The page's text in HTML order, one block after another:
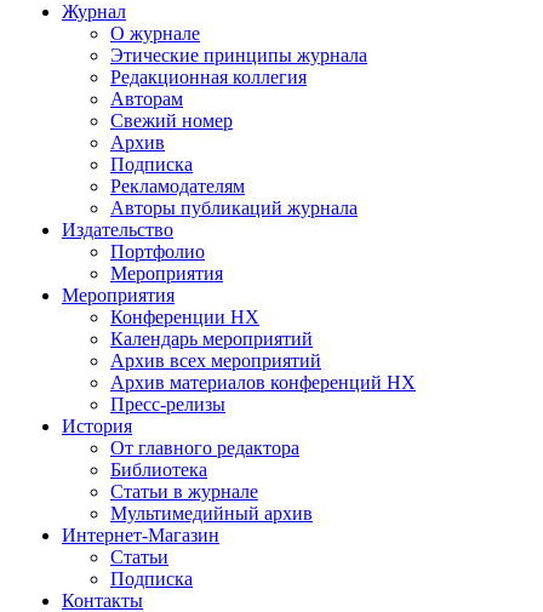
Журнал
О журнале
Этические принципы журнала
Редакционная коллегия
Авторам
Свежий номер
Архив
Подписка
Рекламодателям
Авторы публикаций журнала
Издательство
Портфолио
Мероприятия
Мероприятия
Конференции НХ
Календарь мероприятий
Архив всех мероприятий
Архив материалов конференций НХ
Пресс-релизы
История
От главного редактора
Библиотека
Статьи в журнале
Мультимедийный архив
Интернет-Магазин
Статьи
Подписка
Контакты